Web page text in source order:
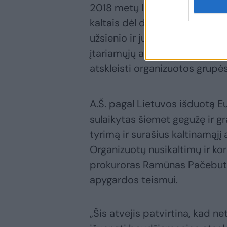
2018 metų lapkritį Panevėžio
kaltais dėl didelio kiekio
užsienio ir jų platinimo
įtariamųjų atžvilgiu
atskleisti organizuotos
A.Š. pagal Lietuvos išduotą
sulaikytas šiemet gegužę ir
tyrimą ir surašius kaltinamąjį
Organizuotų nusikaltimų ir
prokuroras Ramūnas
apygardos teismui.
„Šis atvejis patvirtina, kad